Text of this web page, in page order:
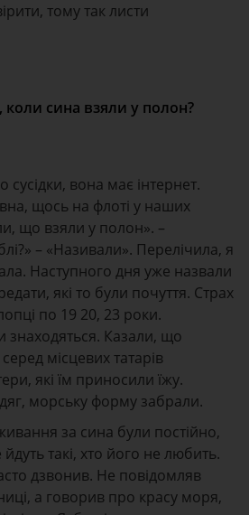
тому так листи
коли сина взяли у полон?
сусідки, вона має інтернет.
щось на флоті у наших
що взяли у полон». –
– «Називали». Перелічила, я
Наступного дня уже назвали
які то були почуття. Страх
по 19 20, 23 роки.
знаходяться. Казали, що
місцевих татарів
які їм приносили їжу.
морську форму забрали.
за сина були постійно,
такі, хто його не любить.
дзвонив. Не повідомляв
а говорив про красу моря,